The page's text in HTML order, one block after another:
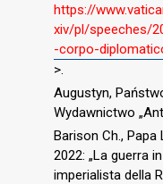
https://
xiv/pl/speeches/
-corpo-
>.
Augustyn,
Wydawnictwo
Barison Ch., Papa
2022: „La guerra
imperialista della